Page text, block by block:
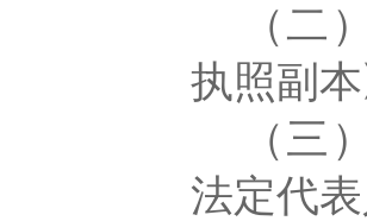
（二
执照副
（三
法定代